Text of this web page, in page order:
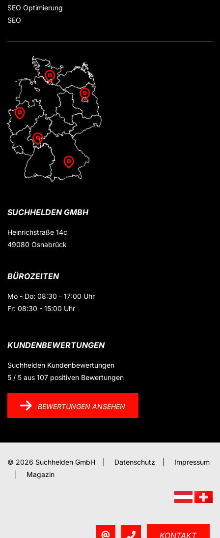
SEO Optimierung
SEO
SUCHHELDEN GMBH
Heinrichstraße 14c
49080 Osnabrück
BÜROZEITEN
Mo - Do: 08:30 - 17:00 Uhr
Fr: 08:30 - 15:00 Uhr
KUNDENBEWERTUNGEN
Suchhelden Kundenbewertungen
5 / 5 aus 107 positiven Bewertungen
BEWERTUNGEN ANSEHEN
© 2026 Suchhelden GmbH Datenschutz
Impressum
Magazin
KONTAKT